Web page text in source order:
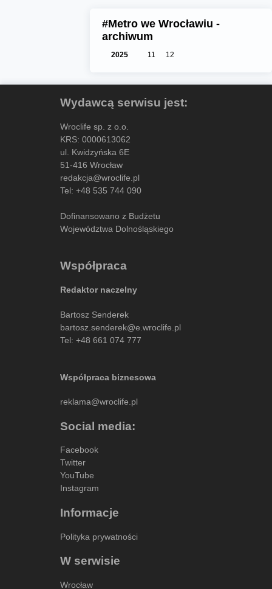
#Metro we Wrocławiu -
archiwum
2025 11 12
Wydawcą serwisu jest:
Wroclife sp. z o.o.
KRS: 0000613062
ul. Kwidzyńska 6E
51-416 Wrocław
redakcja@wroclife.pl
Tel: +48 535 744 090
Dofinansowano z Budżetu
Województwa Dolnośląskiego
Współpraca
Redaktor naczelny
Bartosz Senderek
bartosz.senderek@e.wroclife.pl
Tel: +48 661 074 777
Współpraca biznesowa
reklama@wroclife.pl
Social media:
Facebook
Twitter
YouTube
Instagram
Informacje
Polityka prywatności
W serwisie
Wrocław